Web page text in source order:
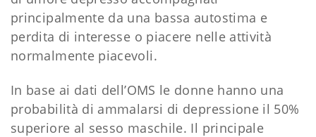
principalmente da una bassa autostima e
perdita di interesse o piacere nelle attività
normalmente piacevoli.
In base ai dati dell’OMS le donne hanno una
probabilità di ammalarsi di depressione il 50%
superiore al sesso maschile. Il principale